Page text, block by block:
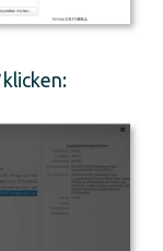
klicken: